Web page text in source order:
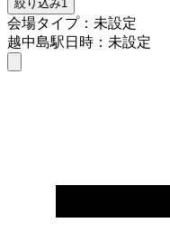
絞り込み1
会場タイプ：未設定
越中島駅日時：未設定